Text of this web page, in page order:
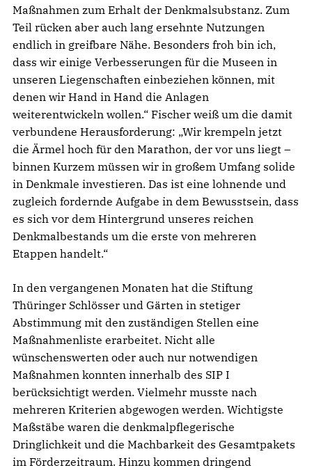
Maßnahmen zum Erhalt der Denkmalsubstanz. Zum
Teil rücken aber auch lang ersehnte Nutzungen
endlich in greifbare Nähe. Besonders froh bin ich,
dass wir einige Verbesserungen für die Museen in
unseren Liegenschaften einbeziehen können, mit
denen wir Hand in Hand die Anlagen
weiterentwickeln wollen.“ Fischer weiß um die damit
verbundene Herausforderung: „Wir krempeln jetzt
die Ärmel hoch für den Marathon, der vor uns liegt –
binnen Kurzem müssen wir in großem Umfang solide
in Denkmale investieren. Das ist eine lohnende und
zugleich fordernde Aufgabe in dem Bewusstsein, dass
es sich vor dem Hintergrund unseres reichen
Denkmalbestands um die erste von mehreren
Etappen handelt.“
In den vergangenen Monaten hat die Stiftung
Thüringer Schlösser und Gärten in stetiger
Abstimmung mit den zuständigen Stellen eine
Maßnahmenliste erarbeitet. Nicht alle
wünschenswerten oder auch nur notwendigen
Maßnahmen konnten innerhalb des SIP I
berücksichtigt werden. Vielmehr musste nach
mehreren Kriterien abgewogen werden. Wichtigste
Maßstäbe waren die denkmalpflegerische
Dringlichkeit und die Machbarkeit des Gesamtpakets
im Förderzeitraum. Hinzu kommen dringend